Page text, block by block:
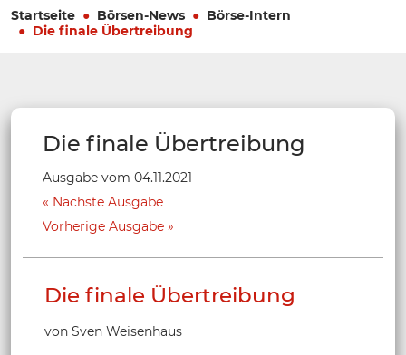
Startseite Börsen-News
Börse-Intern
Die finale Übertreibung
Die finale Übertreibung
Ausgabe vom 04.11.2021
Nächste Ausgabe
Vorherige Ausgabe
Die finale Übertreibung
von Sven Weisenhaus